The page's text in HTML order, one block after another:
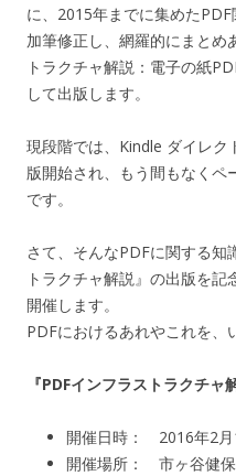
に、2015年までに集めた
加筆修正し、網羅的にまとめ
トラクチャ解説：電子の紙
して出版します。
現段階では、Kindle ダイレク
版開始され、もう間もなくペ
です。
さて、そんなPDFに関する知
トラクチャ解説』の出版を
開催します。
PDFにおけるあれやこれを、
『PDFインフラストラクチ
開催日時： 2016年2月
開催場所： 市ヶ谷健